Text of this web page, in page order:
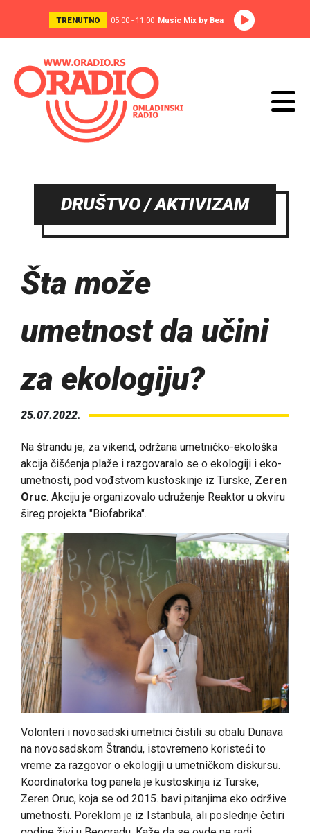
TRENUTNO 05:00 - 11:00 Music Mix by Bea
DRUŠTVO / AKTIVIZAM
Šta može
umetnost da učini
za ekologiju?
25.07.2022.
Na štrandu je, za vikend, održana umetničko-ekološka
akcija čišćenja plaže i razgovaralo se o ekologiji i eko-
umetnosti, pod vođstvom kustoskinje iz Turske, Zeren
Oruc. Akciju je organizovalo udruženje Reaktor u okviru
šireg projekta "Biofabrika".
Volonteri i novosadski umetnici čistili su obalu Dunava
na novosadskom Štrandu, istovremeno koristeći to
vreme za razgovor o ekologiji u umetničkom diskursu.
Koordinatorka tog panela je kustoskinja iz Turske,
Zeren Oruc, koja se od 2015. bavi pitanjima eko održive
umetnosti. Poreklom je iz Istanbula, ali poslednje četiri